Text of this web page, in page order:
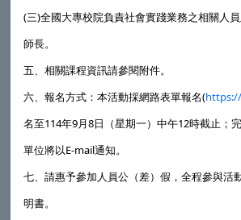
(三)全國大專校院負責社會實踐業務之相關人
師長。
五、相關課程資訊請參閱附件。
六、報名方式：本活動採網路表單報名(
名至114年9月8日（星期一）中午12時截止；
單位將以E-mail通知。
七、請惠予參加人員公（差）假，全程參與活
明書。